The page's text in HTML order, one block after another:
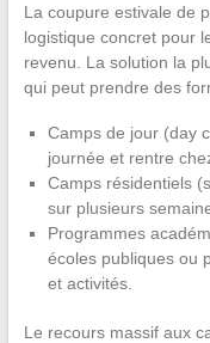
La coupure estivale de
logistique concret pour
revenu. La solution la
qui peut prendre des
Camps de jour (day
journée et rentre
Camps résidentiels
sur plusieurs
Programmes
écoles publiques ou
et activités.
Le recours massif aux